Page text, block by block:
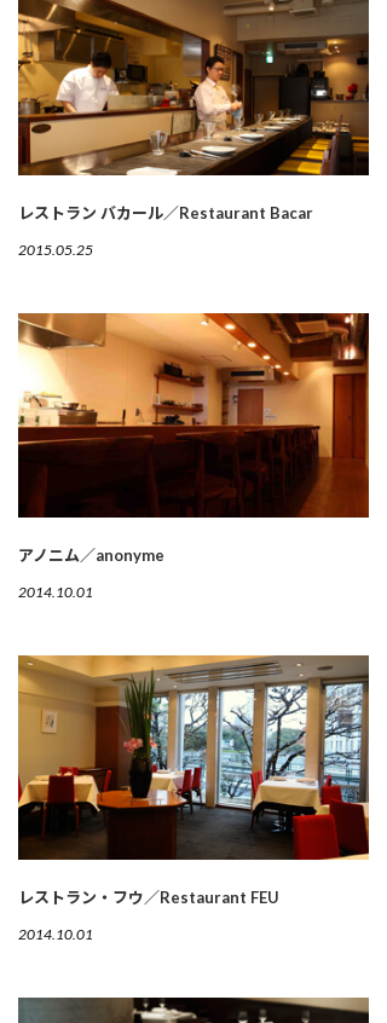
レストラン バカール／Restaurant Bacar
2015.05.25
アノニム／anonyme
2014.10.01
レストラン・フウ／Restaurant FEU
2014.10.01